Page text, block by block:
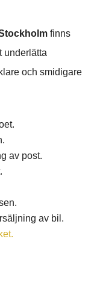
finns
underlätta
och smidigare
av post.
av bil.